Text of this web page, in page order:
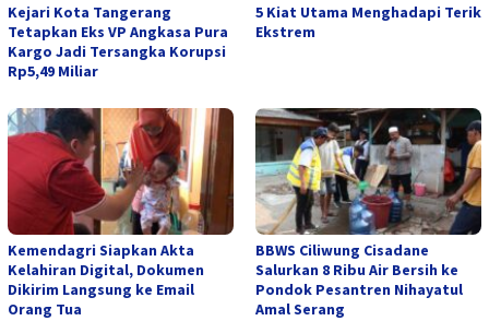
Kejari Kota Tangerang
Tetapkan Eks VP Angkasa Pura
Kargo Jadi Tersangka Korupsi
Rp5,49 Miliar
5 Kiat Utama Menghadapi Terik
Ekstrem
Kemendagri Siapkan Akta
Kelahiran Digital, Dokumen
Dikirim Langsung ke Email
Orang Tua
BBWS Ciliwung Cisadane
Salurkan 8 Ribu Air Bersih ke
Pondok Pesantren Nihayatul
Amal Serang